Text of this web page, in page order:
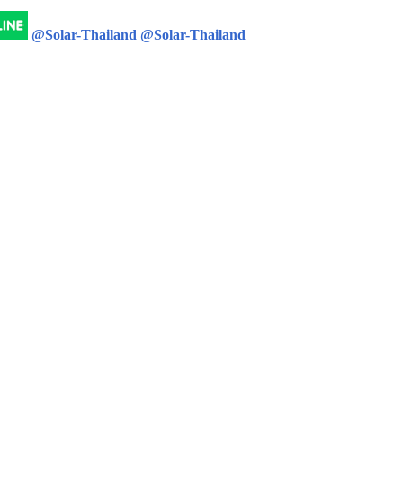
@Solar-Thailand @Solar-Thailand